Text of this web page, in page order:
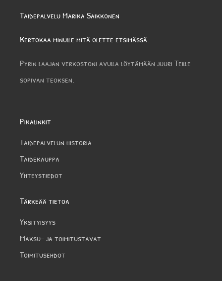
Taidepalvelu Marika Saikkonen
Kertokaa minulle mitä olette etsimässä.
Pyrin laajan verkostoni avulla löytämään juuri Teille
sopivan teoksen.
Pikalinkit
Taidepalvelun historia
Taidekauppa
Yhteystiedot
Tärkeää tietoa
Yksityisyys
Maksu- ja toimitustavat
Toimitusehdot